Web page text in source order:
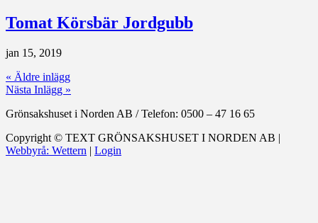
Tomat Körsbär Jordgubb
jan 15, 2019
« Äldre inlägg
Nästa Inlägg »
Grönsakshuset i Norden AB /Telefon: 0500 – 47 16 65
Copyright © TEXT GRÖNSAKSHUSET I NORDEN AB |
Webbyrå: Wettern | Login